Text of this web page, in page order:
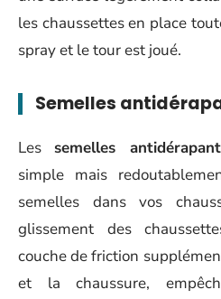
les chaussettes en place
spray et le tour est joué.
Semelles
Les semelles
simple mais
semelles dans vos
glissement des
couche de friction
et la chaussure,